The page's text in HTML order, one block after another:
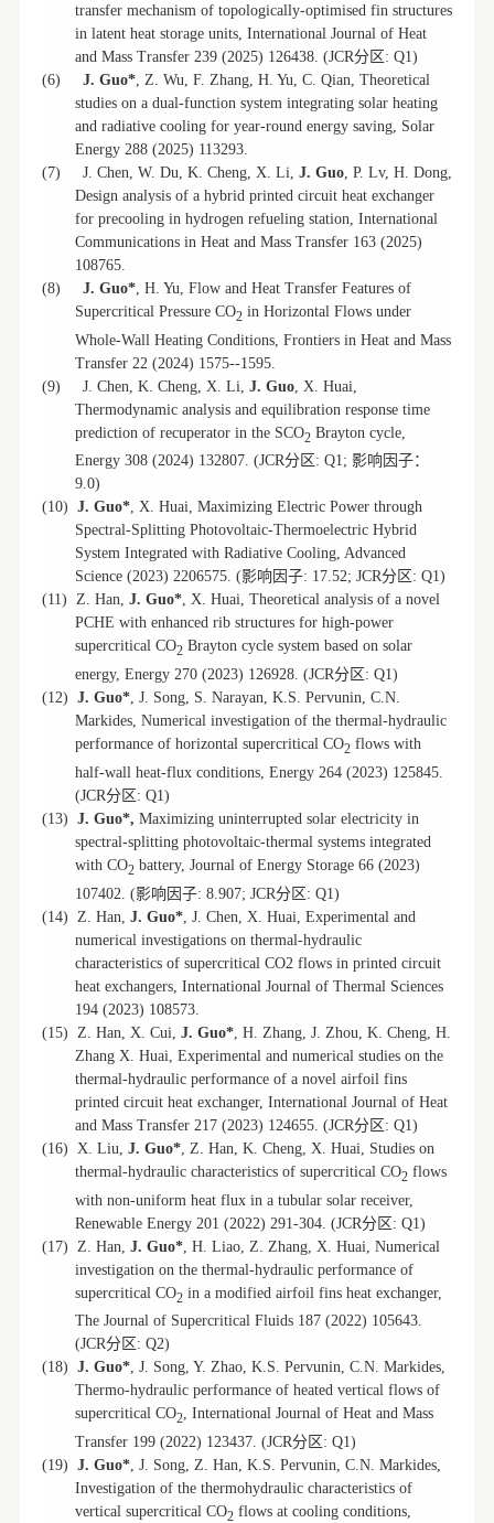
transfer mechanism of topologically-optimised fin structures
in latent heat storage units, International Journal of Heat
and Mass Transfer 239 (2025) 126438. (JCR分区: Q1)
(6)
J. Guo* , Z. Wu, F. Zhang, H. Yu, C. Qian, Theoretical
studies on a dual-function system integrating solar heating
and radiative cooling for year-round energy saving, Solar
Energy 288 (2025) 113293.
(7)
J. Chen, W. Du, K. Cheng, X. Li, J. Guo , P. Lv, H. Dong,
Design analysis of a hybrid printed circuit heat exchanger
for precooling in hydrogen refueling station, International
Communications in Heat and Mass Transfer 163 (2025)
108765.
(8)
J. Guo* , H. Yu, Flow and Heat Transfer Features of
Supercritical Pressure CO2 in Horizontal Flows under
Whole-Wall Heating Conditions, Frontiers in Heat and Mass
Transfer 22 (2024) 1575--1595.
(9)
J. Chen, K. Cheng, X. Li, J. Guo , X. Huai,
Thermodynamic analysis and equilibration response time
prediction of recuperator in the SCO2 Brayton cycle,
Energy 308 (2024) 132807. (JCR分区: Q1; 影响因子：
9.0)
(10) J. Guo*, X. Huai, Maximizing Electric Power through
Spectral-Splitting Photovoltaic-Thermoelectric Hybrid
System Integrated with Radiative Cooling, Advanced
Science (2023) 2206575. (影响因子: 17.52; JCR分区: Q1)
(11) Z. Han, J. Guo*, X. Huai, Theoretical analysis of a novel
PCHE with enhanced rib structures for high-power
supercritical CO2 Brayton cycle system based on solar
energy, Energy 270 (2023) 126928. (JCR分区: Q1)
(12) J. Guo*, J. Song, S. Narayan, K.S. Pervunin, C.N.
Markides, Numerical investigation of the thermal-hydraulic
performance of horizontal supercritical CO2 flows with
half-wall heat-flux conditions, Energy 264 (2023) 125845.
(JCR分区: Q1)
(13) J. Guo*, Maximizing uninterrupted solar electricity in
spectral-splitting photovoltaic-thermal systems integrated
with CO2 battery, Journal of Energy Storage 66 (2023)
107402. (影响因子: 8.907; JCR分区: Q1)
(14)
Z. Han, J. Guo* , J. Chen, X. Huai, Experimental and
numerical investigations on thermal-hydraulic
characteristics of supercritical CO2 flows in printed circuit
heat exchangers, International Journal of Thermal Sciences
194 (2023) 108573.
(15)
Z. Han, X. Cui, J. Guo* , H. Zhang, J. Zhou, K. Cheng, H.
Zhang X. Huai, Experimental and numerical studies on the
thermal-hydraulic performance of a novel airfoil fins
printed circuit heat exchanger, International Journal of Heat
and Mass Transfer 217 (2023) 124655. (JCR分区: Q1)
(16)
X. Liu, J. Guo* , Z. Han, K. Cheng, X. Huai, Studies on
thermal-hydraulic characteristics of supercritical CO2 flows
with non-uniform heat flux in a tubular solar receiver,
Renewable Energy 201 (2022) 291-304. (JCR分区: Q1)
(17)
Z. Han, J. Guo* , H. Liao, Z. Zhang, X. Huai, Numerical
investigation on the thermal-hydraulic performance of
supercritical CO2 in a modified airfoil fins heat exchanger,
The Journal of Supercritical Fluids 187 (2022) 105643.
(JCR分区: Q2)
(18) J. Guo*, J. Song, Y. Zhao, K.S. Pervunin, C.N. Markides,
Thermo-hydraulic performance of heated vertical flows of
supercritical CO2, International Journal of Heat and Mass
Transfer 199 (2022) 123437. (JCR分区: Q1)
(19) J. Guo*, J. Song, Z. Han, K.S. Pervunin, C.N. Markides,
Investigation of the thermohydraulic characteristics of
vertical supercritical CO2 flows at cooling conditions,